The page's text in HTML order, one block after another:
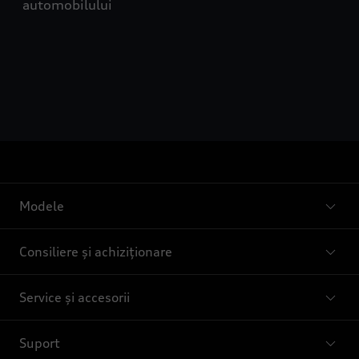
automobilului
Modele
Consiliere și achiziționare
Service și accesorii
Suport